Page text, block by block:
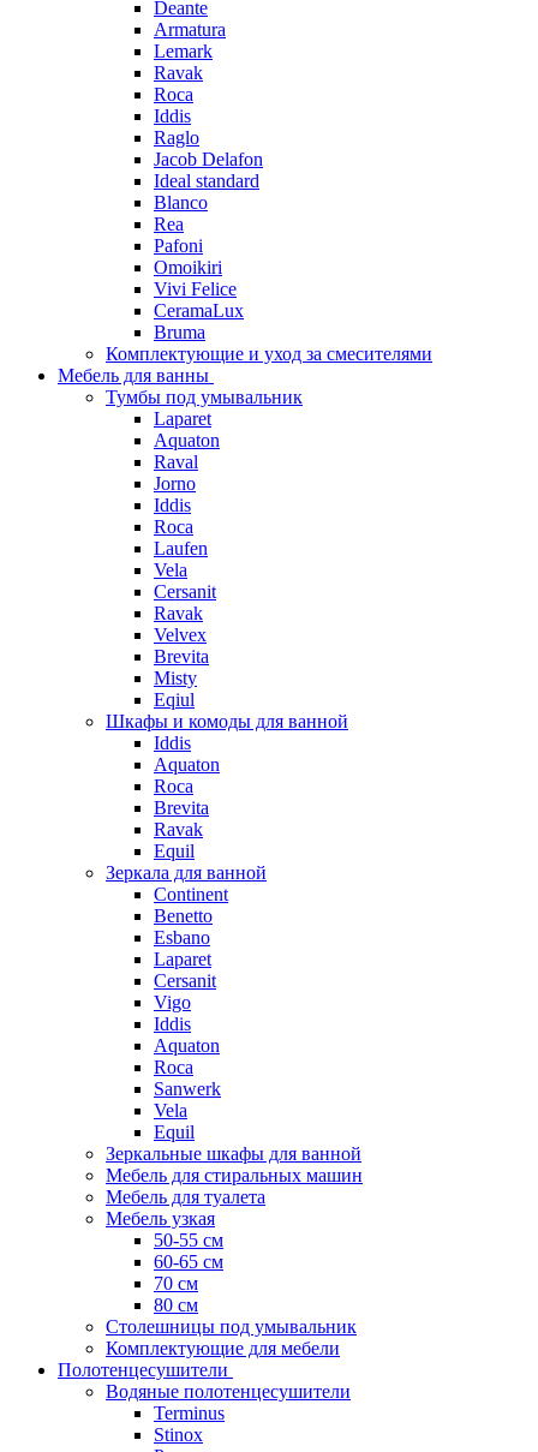
Deante
Armatura
Lemark
Ravak
Roca
Iddis
Raglo
Jacob Delafon
Ideal standard
Blanco
Rea
Pafoni
Omoikiri
Vivi Felice
CeramaLux
Bruma
Комплектующие и уход за смесителями
Мебель для ванны
Тумбы под умывальник
Laparet
Aquaton
Raval
Jorno
Iddis
Roca
Laufen
Vela
Cersanit
Ravak
Velvex
Brevita
Misty
Eqiul
Шкафы и комоды для ванной
Iddis
Aquaton
Roca
Brevita
Ravak
Equil
Зеркала для ванной
Continent
Benetto
Esbano
Laparet
Cersanit
Vigo
Iddis
Aquaton
Roca
Sanwerk
Vela
Equil
Зеркальные шкафы для ванной
Мебель для стиральных машин
Мебель для туалета
Мебель узкая
50-55 см
60-65 см
70 см
80 см
Столешницы под умывальник
Комплектующие для мебели
Полотенцесушители
Водяные полотенцесушители
Terminus
Stinox